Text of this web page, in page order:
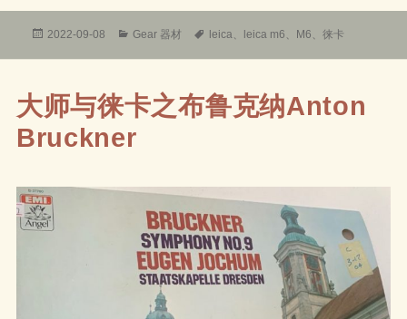
发
2022-09-08
分
Gear 器材
标
leica、 leica m6 、 M6 、徕卡
大师与徕卡之布鲁克纳Anton
Bruckner